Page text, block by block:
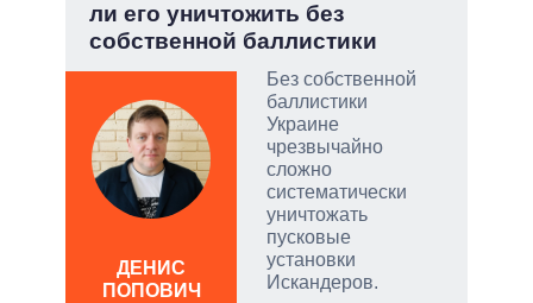
ли его уничтожить без
собственной баллистики
Без собственной
баллистики
Украине
чрезвычайно
сложно
систематически
уничтожать
пусковые
установки
Искандеров.
ДЕНИС
ПОПОВИЧ